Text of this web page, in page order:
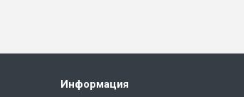
Информация